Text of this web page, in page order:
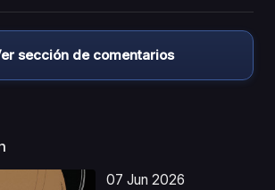
sección de comentarios
07 Jun 2026